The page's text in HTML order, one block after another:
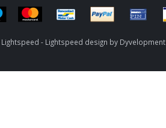
Lightspeed - Lightspeed design by Dyvelopment